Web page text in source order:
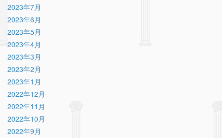
2023年7月
2023年6月
2023年5月
2023年4月
2023年3月
2023年2月
2023年1月
2022年12月
2022年11月
2022年10月
2022年9月